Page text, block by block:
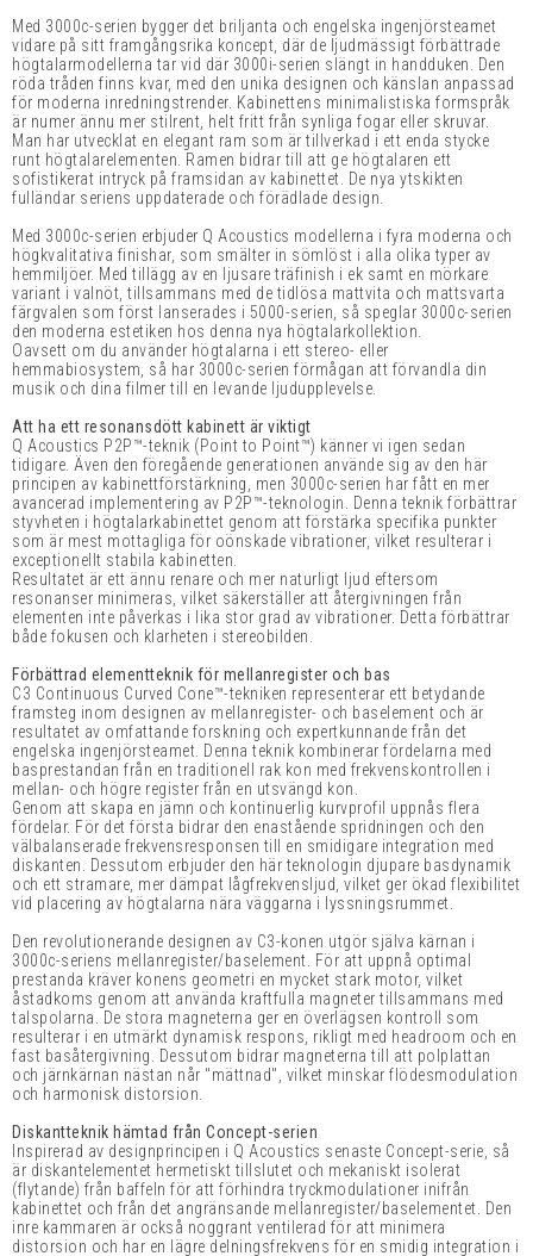
Med 3000c-serien bygger det briljanta och engelska ingenjörsteamet
vidare på sitt framgångsrika koncept, där de ljudmässigt förbättrade
högtalarmodellerna tar vid där 3000i-serien slängt in handduken. Den
röda tråden finns kvar, med den unika designen och känslan anpassad
för moderna inredningstrender. Kabinettens minimalistiska formspråk
är numer ännu mer stilrent, helt fritt från synliga fogar eller skruvar.
Man har utvecklat en elegant ram som är tillverkad i ett enda stycke
runt högtalarelementen. Ramen bidrar till att ge högtalaren ett
sofistikerat intryck på framsidan av kabinettet. De nya ytskikten
fulländar seriens uppdaterade och förädlade design.
Med 3000c-serien erbjuder Q Acoustics modellerna i fyra moderna och
högkvalitativa finishar, som smälter in sömlöst i alla olika typer av
hemmiljöer. Med tillägg av en ljusare träfinish i ek samt en mörkare
variant i valnöt, tillsammans med de tidlösa mattvita och mattsvarta
färgvalen som först lanserades i 5000-serien, så speglar 3000c-serien
den moderna estetiken hos denna nya högtalarkollektion.
Oavsett om du använder högtalarna i ett stereo- eller
hemmabiosystem, så har 3000c-serien förmågan att förvandla din
musik och dina filmer till en levande ljudupplevelse.
Att ha ett resonansdött kabinett är viktigt
Q Acoustics P2P™-teknik (Point to Point™) känner vi igen sedan
tidigare. Även den föregående generationen använde sig av den här
principen av kabinettförstärkning, men 3000c-serien har fått en mer
avancerad implementering av P2P™-teknologin. Denna teknik förbättrar
styvheten i högtalarkabinettet genom att förstärka specifika punkter
som är mest mottagliga för oönskade vibrationer, vilket resulterar i
exceptionellt stabila kabinetten.
Resultatet är ett ännu renare och mer naturligt ljud eftersom
resonanser minimeras, vilket säkerställer att återgivningen från
elementen inte påverkas i lika stor grad av vibrationer. Detta förbättrar
både fokusen och klarheten i stereobilden.
Förbättrad elementteknik för mellanregister och bas
C3 Continuous Curved Cone™-tekniken representerar ett betydande
framsteg inom designen av mellanregister- och baselement och är
resultatet av omfattande forskning och expertkunnande från det
engelska ingenjörsteamet. Denna teknik kombinerar fördelarna med
basprestandan från en traditionell rak kon med frekvenskontrollen i
mellan- och högre register från en utsvängd kon.
Genom att skapa en jämn och kontinuerlig kurvprofil uppnås flera
fördelar. För det första bidrar den enastående spridningen och den
välbalanserade frekvensresponsen till en smidigare integration med
diskanten. Dessutom erbjuder den här teknologin djupare basdynamik
och ett stramare, mer dämpat lågfrekvensljud, vilket ger ökad flexibilitet
vid placering av högtalarna nära väggarna i lyssningsrummet.
Den revolutionerande designen av C3-konen utgör själva kärnan i
3000c-seriens mellanregister/baselement. För att uppnå optimal
prestanda kräver konens geometri en mycket stark motor, vilket
åstadkoms genom att använda kraftfulla magneter tillsammans med
talspolarna. De stora magneterna ger en överlägsen kontroll som
resulterar i en utmärkt dynamisk respons, rikligt med headroom och en
fast basåtergivning. Dessutom bidrar magneterna till att polplattan
och järnkärnan nästan når "mättnad", vilket minskar flödesmodulation
och harmonisk distorsion.
Diskantteknik hämtad från Concept-serien
Inspirerad av designprincipen i Q Acoustics senaste Concept-serie, så
är diskantelementet hermetiskt tillslutet och mekaniskt isolerat
(flytande) från baffeln för att förhindra tryckmodulationer inifrån
kabinettet och från det angränsande mellanregister/baselementet. Den
inre kammaren är också noggrant ventilerad för att minimera
distorsion och har en lägre delningsfrekvens för en smidig integration i